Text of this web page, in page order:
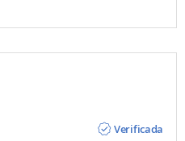
Verificada